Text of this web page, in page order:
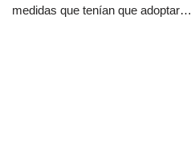
medidas que tenían que adoptar…